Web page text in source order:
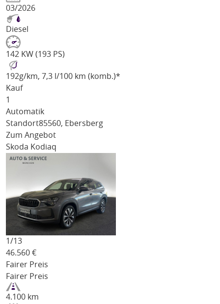
03/2026
Diesel
142 KW (193 PS)
192g/km, 7,3 l/100 km (komb.)*
Kauf
1
Automatik
Standort85560, Ebersberg
Zum Angebot
Skoda Kodiaq
1/13
46.560 €
Fairer Preis
Fairer Preis
4.100 km